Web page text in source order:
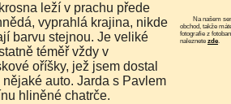
vyprahlá krajina, nikde
barvu stejnou. Je veliké
téměř vždy v
oříšky, jež jsem dostal
auto. Jarda s Pavlem
hliněné chatrče.
Na našem serveru funguje elektronický
obchod, takže
fotografie z
naleznete zde.